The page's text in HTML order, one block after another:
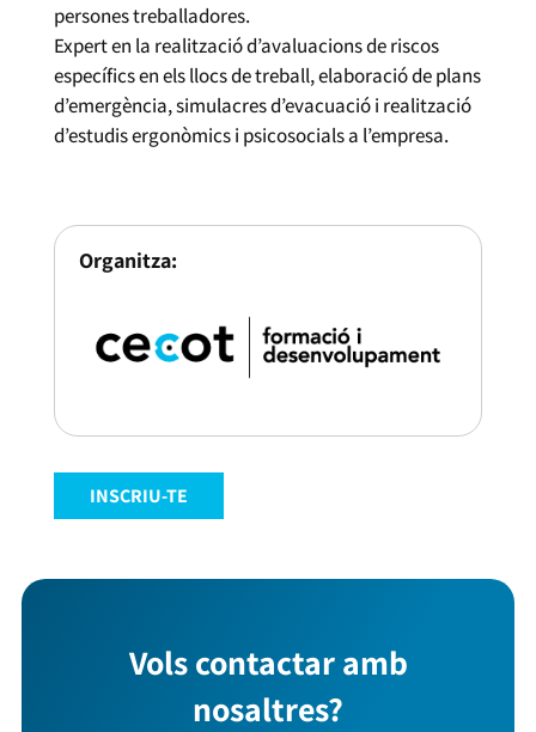
persones treballadores.
Expert en la realització d’avaluacions de riscos
específics en els llocs de treball, elaboració de plans
d’emergència, simulacres d’evacuació i realització
d’estudis ergonòmics i psicosocials a l’empresa.
Organitza:
INSCRIU-TE
Vols contactar amb
nosaltres?